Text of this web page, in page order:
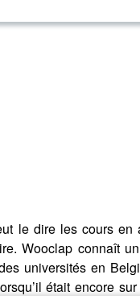
le dire les cours
Wooclap connaît
universités en
était encore